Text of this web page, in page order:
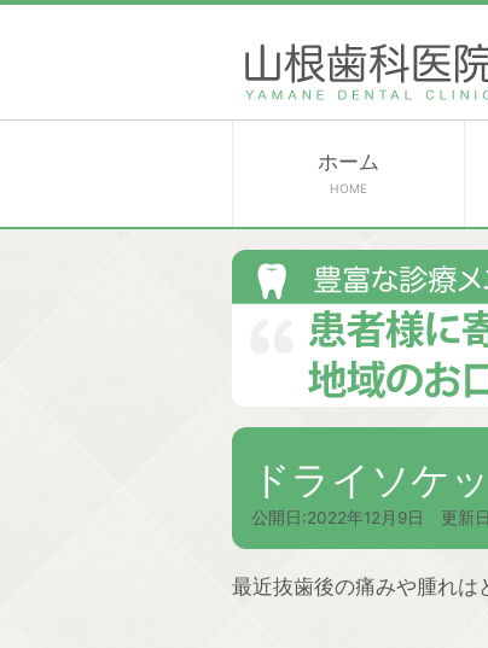
ホーム
HOME
ドライソケ
公開日:2022年12月9日 更新
最近抜歯後の痛みや腫れは